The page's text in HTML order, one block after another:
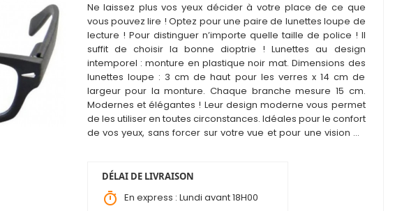
Ne laissez plus vos yeux décider à votre place de ce que
vous pouvez lire ! Optez pour une paire de lunettes loupe de
lecture ! Pour distinguer n’importe quelle taille de police ! Il
suffit de choisir la bonne dioptrie ! Lunettes au design
intemporel : monture en plastique noir mat. Dimensions des
lunettes loupe : 3 cm de haut pour les verres x 14 cm de
largeur pour la monture. Chaque branche mesure 15 cm.
Modernes et élégantes ! Leur design moderne vous permet
de les utiliser en toutes circonstances. Idéales pour le confort
de vos yeux, sans forcer sur votre vue et pour une vision au
DÉLAI DE LIVRAISON
timer En express : Lundi avant 18H00